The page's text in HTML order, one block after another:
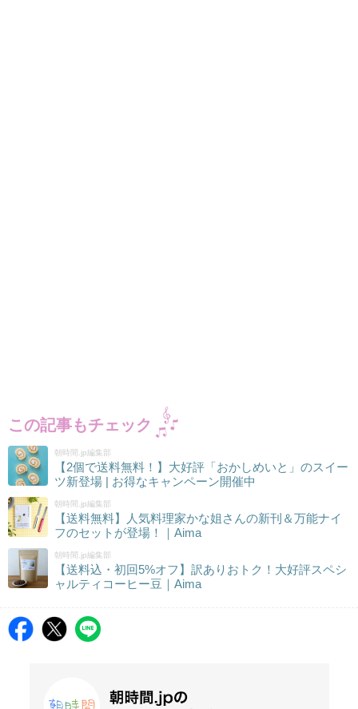
この記事もチェック
朝時間.jp編集部
【2個で送料無料！】大好評「おかしめいと」のスイー
ツ新登場 | お得なキャンペーン開催中
朝時間.jp編集部
【送料無料】人気料理家かな姐さんの新刊＆万能ナイ
フのセットが登場！｜Aima
朝時間.jp編集部
【送料込・初回5%オフ】訳ありおトク！大好評スペシ
ャルティコーヒー豆｜Aima